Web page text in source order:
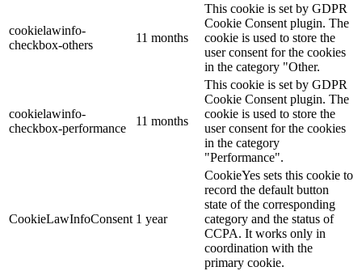
cookielawinfo-
checkbox-others
11 months
This cookie is set by GDPR
Cookie Consent plugin. The
cookie is used to store the
user consent for the cookies
in the category "Other.
cookielawinfo-
checkbox-performance
11 months
This cookie is set by GDPR
Cookie Consent plugin. The
cookie is used to store the
user consent for the cookies
in the category
"Performance".
CookieLawInfoConsent 1 year
CookieYes sets this cookie to
record the default button
state of the corresponding
category and the status of
CCPA. It works only in
coordination with the
primary cookie.